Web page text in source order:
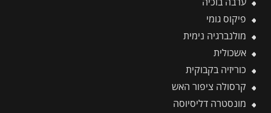
פיקוס גומי
מולנברגיה נימית
אשכולית
כוריזיה בקבוקית
קרסולה ציפור האש
מונסטרה דליסיוסה